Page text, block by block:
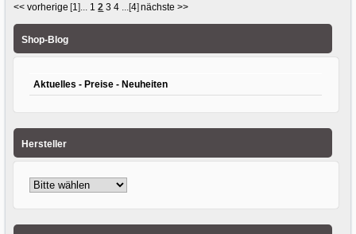
<< vorherige [1]... 1 2 3 4 ...[4]nächste >>
Shop-Blog
Aktuelles - Preise - Neuheiten
Hersteller